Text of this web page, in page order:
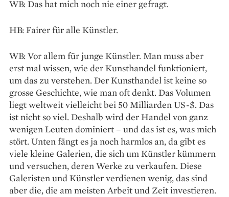
WB: Das hat mich noch nie einer gefragt.
HB: Fairer für alle Künstler.
WB: Vor allem für junge Künstler. Man muss aber
erst mal wissen, wie der Kunsthandel funktioniert,
um das zu verstehen. Der Kunsthandel ist keine so
grosse Geschichte, wie man oft denkt. Das Volumen
liegt weltweit vielleicht bei 50 Milliarden US-$. Das
ist nicht so viel. Deshalb wird der Handel von ganz
wenigen Leuten dominiert – und das ist es, was mich
stört. Unten fängt es ja noch harmlos an, da gibt es
viele kleine Galerien, die sich um Künstler kümmern
und versuchen, deren Werke zu verkaufen. Diese
Galeristen und Künstler verdienen wenig, das sind
aber die, die am meisten Arbeit und Zeit investieren.